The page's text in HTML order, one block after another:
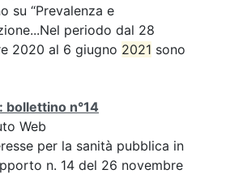
su “Prevalenza e
periodo dal 28
2020 al 6 giugno 2021 sono
bollettino n°14
Web
per la sanità pubblica in
n. 14 del 26 novembre